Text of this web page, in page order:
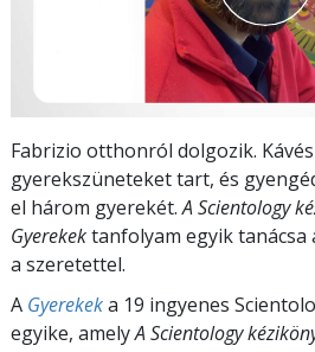
Fabrizio otthonról dolgozik.
gyerekszüneteket tart, és
el három gyerekét.A Scientology
Gyerekektanfolyam egyik
a szeretettel.
A Gyerekeka 19 ingyenes
egyike, amelyA Scientology